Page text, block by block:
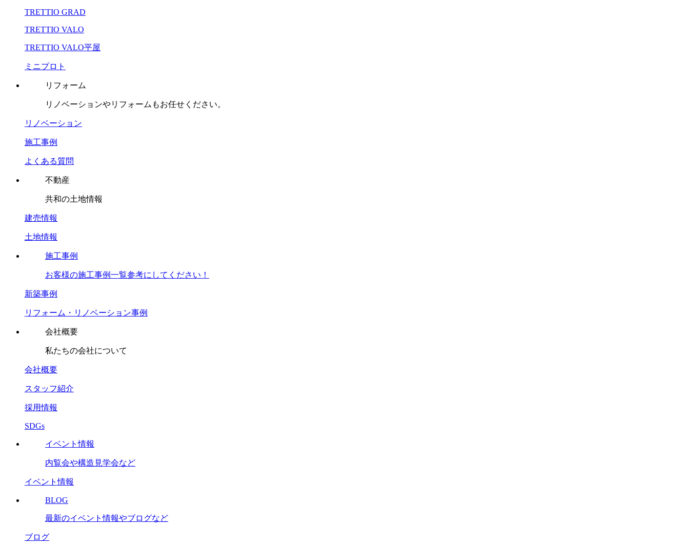
TRETTIO GRAD
TRETTIO VALO
TRETTIO VALO平屋
ミニプロト
リフォーム
リノベーションやリフォームもお任せください。
リノベーション
施工事例
よくある質問
不動産
共和の土地情報
建売情報
土地情報
施工事例
お客様の施工事例一覧参考にしてください！
新築事例
リフォーム・リノベーション事例
会社概要
私たちの会社について
会社概要
スタッフ紹介
採用情報
SDGs
イベント情報
内覧会や構造見学会など
イベント情報
BLOG
最新のイベント情報やブログなど
ブログ